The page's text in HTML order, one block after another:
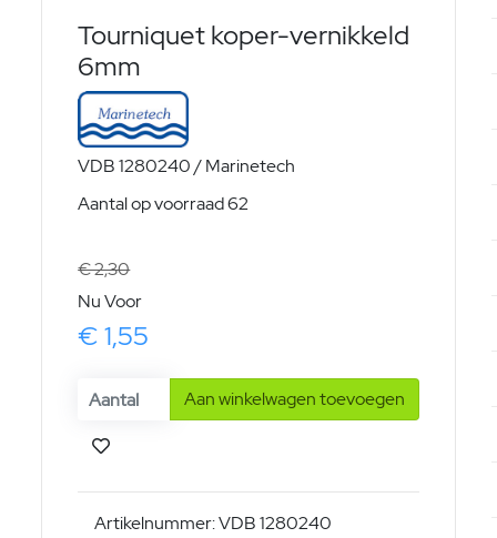
Tourniquet koper-vernikkeld
6mm
VDB 1280240 / Marinetech
Aantal op voorraad 62
€ 2,30
Nu Voor
€ 1,55
Aan winkelwagen toevoegen
Artikelnummer: VDB 1280240